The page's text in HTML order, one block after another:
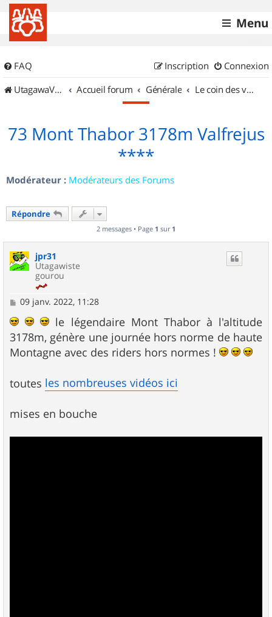
Menu
FAQ Connexion
Inscription
UtagawaVTT (Randos VTT et VTTAE avec traces GPS)
Accueil forum Générale Le coin des vidéastes
73 Mont Thabor 3178m Valfrejus
****
Modérateur : Modérateurs des Forums
Répondre
2 messages • Page 1 sur 1
jpr31
Utagawiste
gourou
M
s
a
g
e
09 janv. 2022, 11:28
le légendaire Mont Thabor à l'altitude
3178m, génère une journée hors norme de haute
Montagne avec des riders hors normes !
toutes les nombreuses vidéos ici
mises en bouche